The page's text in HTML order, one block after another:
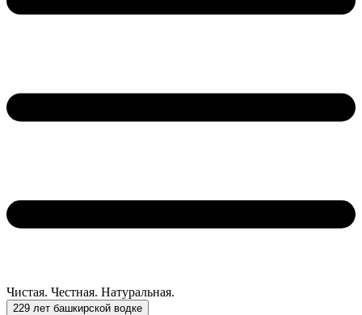
Чистая. Честная. Натуральная.
229 лет башкирской водке